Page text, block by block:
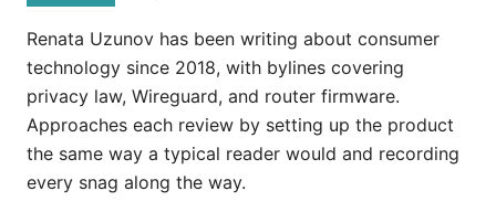
Renata Uzunov has been writing about consumer
technology since 2018, with bylines covering
privacy law, Wireguard, and router firmware.
Approaches each review by setting up the product
the same way a typical reader would and recording
every snag along the way.